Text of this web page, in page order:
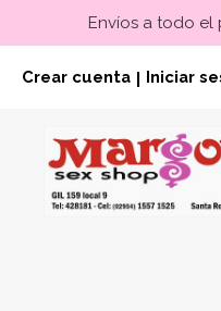
Envíos a todo el
Crear cuenta Iniciar